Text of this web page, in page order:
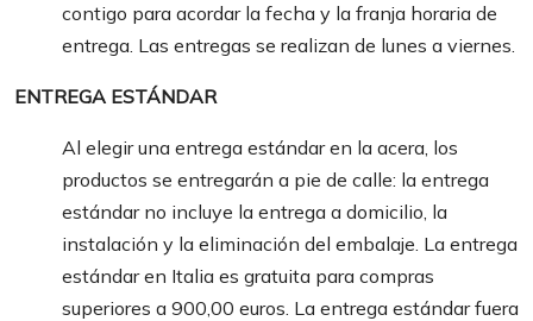
contigo para acordar la fecha y la franja horaria de
entrega. Las entregas se realizan de lunes a viernes.
ENTREGA ESTÁNDAR
Al elegir una entrega estándar en la acera, los
productos se entregarán a pie de calle: la entrega
estándar no incluye la entrega a domicilio, la
instalación y la eliminación del embalaje. La entrega
estándar en Italia es gratuita para compras
superiores a 900,00 euros. La entrega estándar fuera